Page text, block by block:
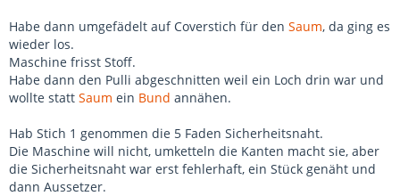
Habe dann umgefädelt auf Coverstich für den Saum, da ging es
wieder los.
Maschine frisst Stoff.
Habe dann den Pulli abgeschnitten weil ein Loch drin war und
wollte statt Saum ein Bund annähen.
Hab Stich 1 genommen die 5 Faden Sicherheitsnaht.
Die Maschine will nicht, umketteln die Kanten macht sie, aber
die Sicherheitsnaht war erst fehlerhaft, ein Stück genäht und
dann Aussetzer.